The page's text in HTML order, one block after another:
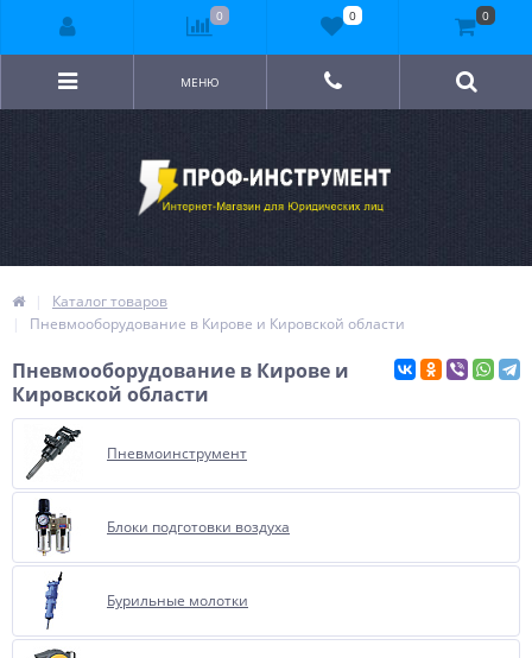
МЕНЮ
Каталог товаров
Пневмооборудование в Кирове и Кировской области
Пневмооборудование в Кирове и
Кировской области
Пневмоинструмент
Блоки подготовки воздуха
Бурильные молотки
0 0 0